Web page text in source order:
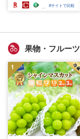
県 荒尾市 旬の梨 幸水 秋
麗 豊水 あきづき 新高 な
8サイトで比較
果物・フルーツ
1